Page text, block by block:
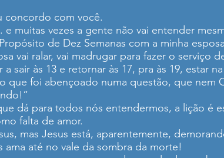
concordo com você.
muitas vezes a gente não vai entender
de Dez Semanas com a minha
vai ralar, vai madrugar para fazer o serviço
sair às 13 e retornar às 17, pra às 19, estar
que foi abençoado numa questão, que nem
dá para todos nós entendermos, a lição é
falta de amor.
mas Jesus está, aparentemente,
ama até no vale da sombra da morte!